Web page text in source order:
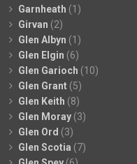
Garnheath (1)
Girvan (2)
Glen Albyn (1)
Glen Elgin (6)
Glen Garioch (10)
Glen Grant (5)
Glen Keith (8)
Glen Moray (3)
Glen Ord (3)
Glen Scotia (7)